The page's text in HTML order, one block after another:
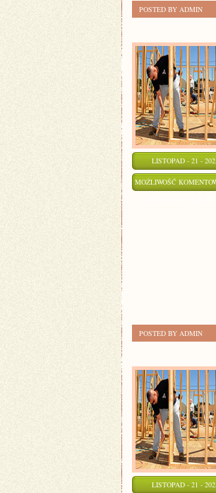
POSTED BY ADMIN
LISTOPAD - 21 -
MOŻLIWOŚĆ
POSTED BY ADMIN
LISTOPAD - 21 -